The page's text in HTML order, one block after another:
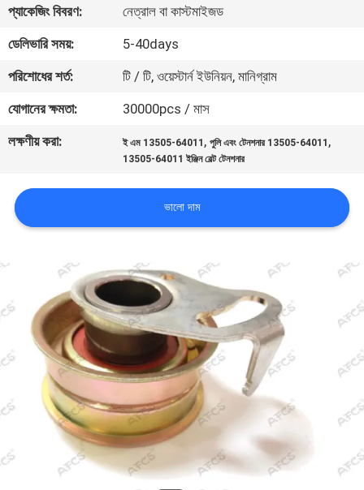
মান
নিয়ন্ত্রণ
সাথে
করুন
খবর
একটি
উদ্ধৃতি
অনুরোধ
করুন
সাইট
প্যাকেজিং বিবরণ:
নেত্রাল বা কাস্টমাইজড
ডেলিভারি সময়:
5-40days
পরিশোধের শর্ত:
টি / টি, ওয়েস্টার্ন ইউনিয়ন, মানিগ্রাম
যোগানের ক্ষমতা:
30000pcs / মাস
লক্ষণীয় করা:
ই এম 13505-64011 ,পুলি এবং টেনশনার 13505-64011 ,
13505-64011 ইঞ্জিন বেল্ট টেনশনার
ভালো দাম